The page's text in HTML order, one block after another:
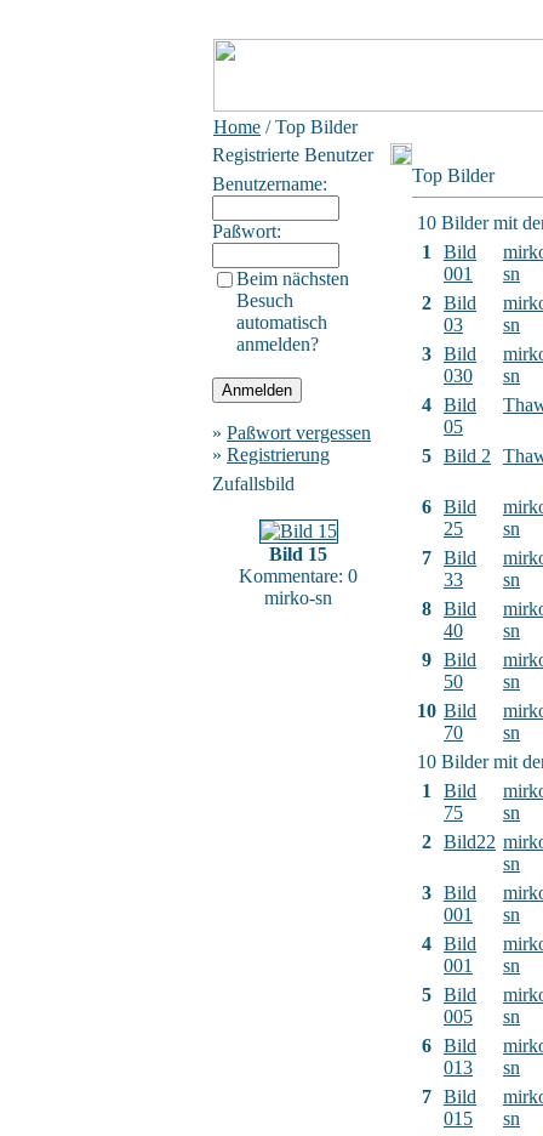
Home / Top Bilder
Registrierte Benutzer
Benutzername:
Paßwort:
Beim nächsten
Besuch
automatisch
anmelden?
» Paßwort vergessen
» Registrierung
Zufallsbild
Bild 15
Kommentare: 0
mirko-sn
Top Bilder
10 Bilder mit
1
Bild
001
sn
2 Bild
03
sn
3 Bild
030
sn
4 Bild
05
5 Bild 2
6 Bild
25
sn
7 Bild
33
sn
8 Bild
40
sn
9 Bild
50
sn
10 Bild
70
sn
10 Bilder mit
1
Bild
75
sn
2 Bild22
sn
3 Bild
001
sn
4 Bild
001
sn
5 Bild
005
sn
6 Bild
013
sn
7 Bild
015
sn